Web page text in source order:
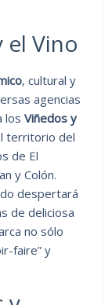
el Vino
, cultural y
agencias
los Viñedos y
territorio del
de El
y Colón.
despertará
de deliciosa
no sólo
faire” y